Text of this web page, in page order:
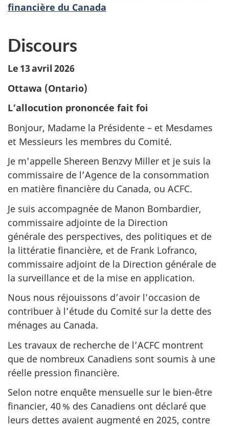
financière du Canada
Discours
Le 13 avril 2026
Ottawa (Ontario)
L’allocution prononcée fait foi
Bonjour, Madame la Présidente – et Mesdames
et Messieurs les membres du Comité.
Je m’appelle Shereen Benzvy Miller et je suis la
commissaire de l’Agence de la consommation
en matière financière du Canada, ou ACFC.
Je suis accompagnée de Manon Bombardier,
commissaire adjointe de la Direction
générale des perspectives, des politiques et de
la littératie financière, et de Frank Lofranco,
commissaire adjoint de la Direction générale de
la surveillance et de la mise en application.
Nous nous réjouissons d’avoir l’occasion de
contribuer à l’étude du Comité sur la dette des
ménages au Canada.
Les travaux de recherche de l’ACFC montrent
que de nombreux Canadiens sont soumis à une
réelle pression financière.
Selon notre enquête mensuelle sur le bien-être
financier, 40 % des Canadiens ont déclaré que
leurs dettes avaient augmenté en 2025, contre